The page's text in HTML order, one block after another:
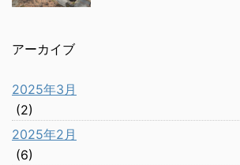
アーカイブ
2025年3月
(2)
2025年2月
(6)